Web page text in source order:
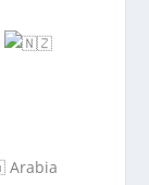
Arabia